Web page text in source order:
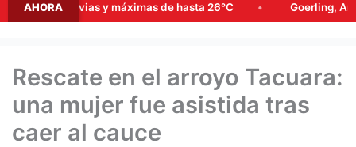
AHORA
lluvias y máximas de hasta 26°C Goerling, Arce y
Rescate en el arroyo Tacuara:
una mujer fue asistida tras
caer al cauce